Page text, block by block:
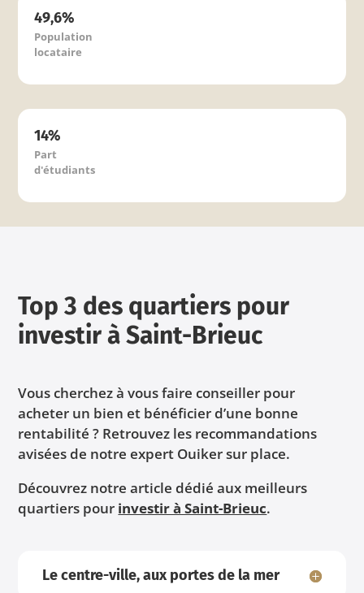
49,6%
Population
locataire
14%
Part
d'étudiants
Top 3 des quartiers pour
investir à Saint-Brieuc
Vous cherchez à vous faire conseiller pour
acheter un bien et bénéficier d’une bonne
rentabilité ? Retrouvez les recommandations
avisées de notre expert Ouiker sur place.
Découvrez notre article dédié aux meilleurs
quartiers pour investir à Saint-Brieuc.
Le centre-ville, aux portes de la mer